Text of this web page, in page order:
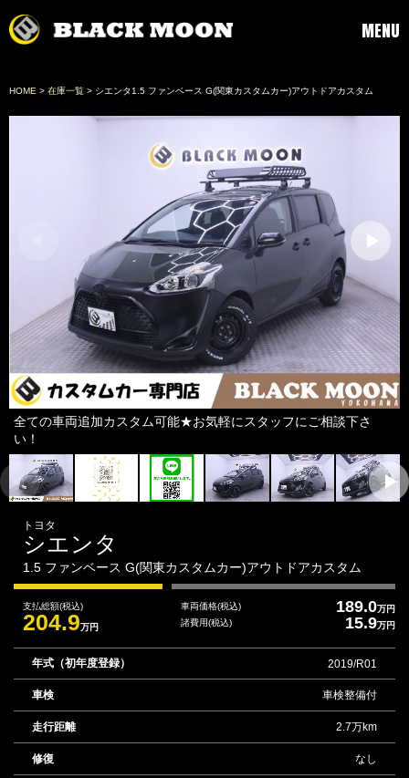
MENU
HOME > 在庫一覧 > シエンタ1.5 ファンベース G(関東カスタムカー)アウトドアカスタム
全ての車両追加カスタム可能★お気軽にスタッフにご相談下さ
い！
トヨタ
シエンタ
1.5 ファンベース G(関東カスタムカー)アウトドアカスタム
支払総額(税込)
204.9万円
車両価格(税込) 189.0万円
諸費用(税込) 15.9万円
年式（初年度登録） 2019/R01
車検 車検整備付
走行距離 2.7万km
修復 なし